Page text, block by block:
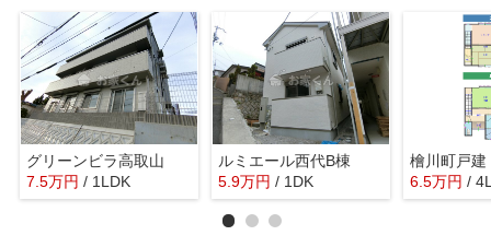
グリーンビラ高取山
7.5万円 / 1LDK
ルミエール西代B棟
5.9万円 / 1DK
檜川町戸建
6.5万円 /